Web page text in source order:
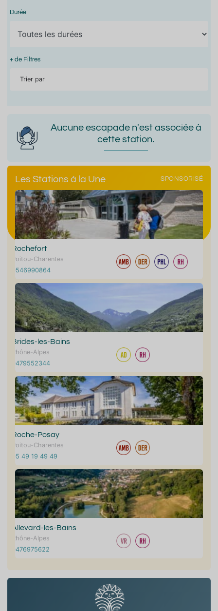
Durée
+ de Filtres
Trier par
Aucune escapade n'est associée à
cette station.
Les Stations à la Une SPONSORISÉ
Rochefort
Poitou-Charentes
0546990864
Brides-les-Bains
Rhône-Alpes
0479552344
Roche-Posay
Poitou-Charentes
05 49 19 49 49
Allevard-les-Bains
Rhône-Alpes
0476975622